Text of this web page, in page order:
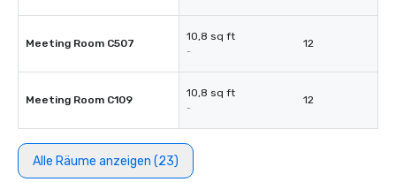
Meeting Room C507
10,8 sq ft
-
12
Meeting Room C109
10,8 sq ft
-
12
Alle Räume anzeigen (23)